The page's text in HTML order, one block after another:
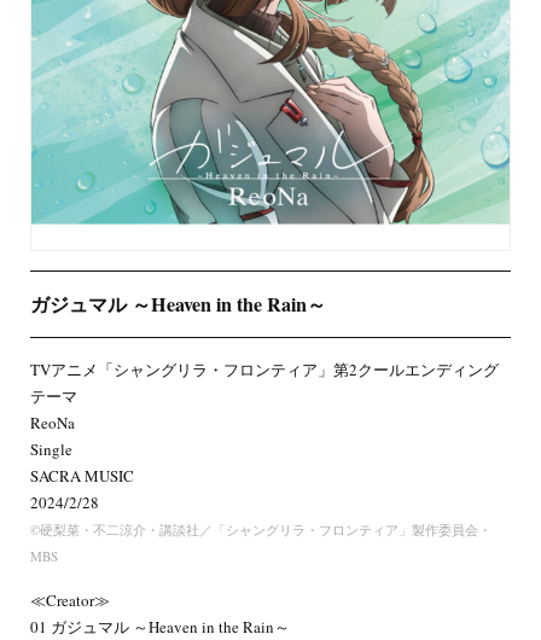
ガジュマル ～Heaven in the Rain～
TVアニメ「シャングリラ・フロンティア」第2クールエンディング
テーマ
ReoNa
Single
SACRA MUSIC
2024/2/28
©硬梨菜・不二涼介・講談社／「シャングリラ・フロンティア」製作委員会・
MBS
≪Creator≫
01 ガジュマル ～Heaven in the Rain～